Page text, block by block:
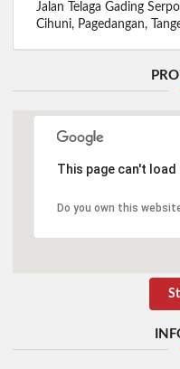
Jalan Telaga Gading
Cihuni, Pagedangan,
This page can't
Do you own this